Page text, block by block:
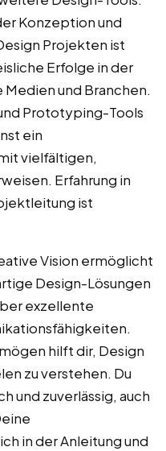
Konzeption und
Projekten ist
Erfolge in der
und Branchen.
Prototyping-Tools
ein
vielfältigen,
Erfahrung in
ist
Vision ermöglicht
Design-Lösungen
exzellente
hilft dir, Design
zu verstehen. Du
und zuverlässig, auch
in der Anleitung und